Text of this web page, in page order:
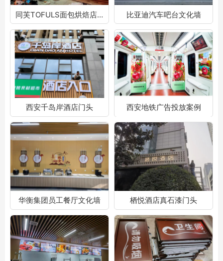
同芙TOFULS面包烘焙店门头 比亚迪汽车吧台文化墙
西安千岛岸酒店门头 西安地铁广告投放案例
华衡集团员工餐厅文化墙 栖悦酒店真石漆门头